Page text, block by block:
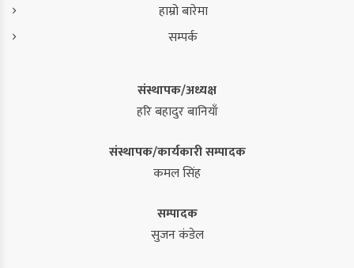
हाम्रो बारेमा
सम्पर्क
संस्थापक/अध्यक्ष
हरि बहादुर बानियाँ
संस्थापक/कार्यकारी सम्पादक
कमल सिंह
सम्पादक
सुजन कंडेल